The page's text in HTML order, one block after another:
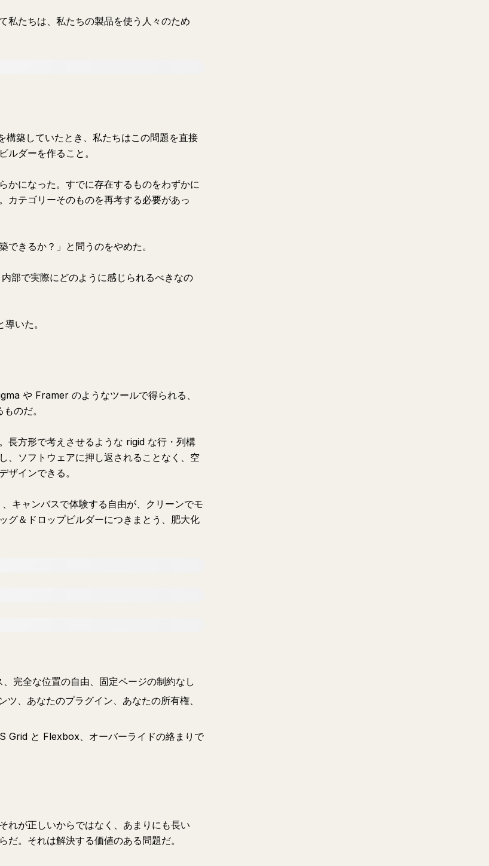
私たちは、私たちの製品を使う人々のため
築していたとき、私たちはこの問題を直接
ルダーを作ること。
かになった。すでに存在するものをわずかに
カテゴリーそのものを再考する必要があっ
きるか？」と問うのをやめた。
部で実際にどのように感じられるべきなの
いた。
や Framer のようなツールで得られる、
のだ。
長方形で考えさせるような rigid な行・列構
、ソフトウェアに押し返されることなく、空
ザインできる。
キャンバスで体験する自由が、クリーンでモ
グ＆ドロップビルダーにつきまとう、肥大化
完全な位置の自由、固定ページの制約なし
、あなたのプラグイン、あなたの所有権、
Grid と Flexbox、オーバーライドの絡まりで
れが正しいからではなく、あまりにも長い
。それは解決する価値のある問題だ。